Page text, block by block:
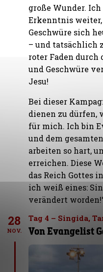
große Wunder.
Erkenntnis weiter,
Geschwüre sich
– und tatsächlich
roter Faden durch
und Geschwüre
Jesu!
Bei dieser
dienen zu dürfen,
für mich. Ich bin
und dem
arbeiten so hart,
erreichen. Diese
das Reich Gottes
ich weiß eines:
verändert
28
NOV.
Tag 4 – Singida,
Von Evangelist